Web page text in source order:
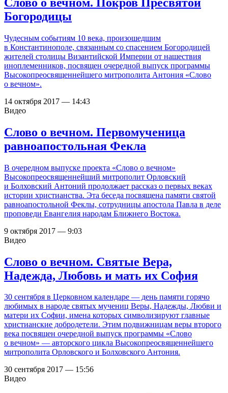
Богородицы
Чудесным событиям 10 века, произошедшим
в Константинополе, связанным со спасением Богородицей
жителей столицы Византийской Империи от нашествия
иноплеменников, посвящен очередной выпуск программы
Высокопреосвященнейшего митрополита Антония «Слово
о вечном».
14 октября 2017 — 14:43
Видео
Слово о вечном. Первомученица
равноапостольная Фекла
В очередном выпуске проекта «Слово о вечном»
Высокопреосвященнейший митрополит Орловский
и Болховский Антоний продолжает рассказ о первых веках
истории христианства. Эта беседа посвящена памяти святой
равноапостольной Феклы, сотрудницы апостола Павла в деле
проповеди Евангелия народам Ближнего Востока.
9 октября 2017 — 9:03
Видео
Слово о вечном. Святые Вера,
Надежда, Любовь и мать их София
30 сентября в Церковном календаре — день памяти горячо
любимых в народе святых мучениц Веры, Надежды, Любви и
матери их Софии, имена которых символизируют главные
христианские добродетели. Этим подвижницам веры второго
века посвящен очередной выпуск программы «Слово
о вечном» — авторского цикла Высокопреосвященнейшего
митрополита Орловского и Болховского Антония.
30 сентября 2017 — 15:56
Видео